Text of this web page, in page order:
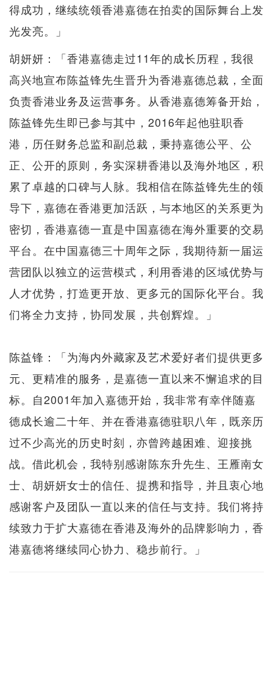
得成功，继续统领香港嘉德在拍卖的国际舞台上发
光发亮。」
胡妍妍：「香港嘉德走过11年的成长历程，我很
高兴地宣布陈益锋先生晋升为香港嘉德总裁，全面
负责香港业务及运营事务。从香港嘉德筹备开始，
陈益锋先生即已参与其中，2016年起他驻职香
港，历任财务总监和副总裁，秉持嘉德公平、公
正、公开的原则，务实深耕香港以及海外地区，积
累了卓越的口碑与人脉。我相信在陈益锋先生的领
导下，嘉德在香港更加活跃，与本地区的关系更为
密切，香港嘉德一直是中国嘉德在海外重要的交易
平台。在中国嘉德三十周年之际，我期待新一届运
营团队以独立的运营模式，利用香港的区域优势与
人才优势，打造更开放、更多元的国际化平台。我
们将全力支持，协同发展，共创辉煌。」
陈益锋：「为海内外藏家及艺术爱好者们提供更多
元、更精准的服务，是嘉德一直以来不懈追求的目
标。自2001年加入嘉德开始，我非常有幸伴随嘉
德成长逾二十年、并在香港嘉德驻职八年，既亲历
过不少高光的历史时刻，亦曾跨越困难、迎接挑
战。借此机会，我特别感谢陈东升先生、王雁南女
士、胡妍妍女士的信任、提携和指导，并且衷心地
感谢客户及团队一直以来的信任与支持。我们将持
续致力于扩大嘉德在香港及海外的品牌影响力，香
港嘉德将继续同心协力、稳步前行。」